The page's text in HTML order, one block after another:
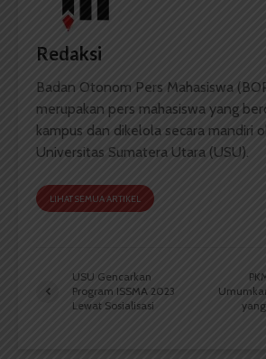
Redaksi
Badan Otonom Pers Mahasiswa
merupakan pers mahasiswa yang
kampus dan dikelola secara mandiri
Universitas Sumatera Utara (USU).
LIHAT SEMUA ARTIKEL
USU Gencarkan
Program ISSMA 2023
Lewat Sosialisasi